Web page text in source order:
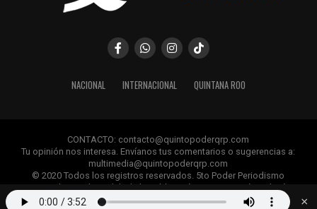
NACIONAL INTERNACIONAL QUINTANA ROO
CONTACTO: contacto@quintopoderqrp.com
Tu opinión nos interesa. Envíanos tus comentarios o sugerencias a:
multimedia@quintopoderqrp.com
© 2020 Todos los registros reservados. 5to Poder Periodismo
ConSentido Queda prohibida la publicación, retransmisión, edición y
cualquier uso de los contenidos sin permiso previo.
×